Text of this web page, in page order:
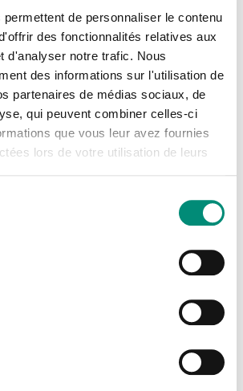
de personnaliser le contenu
des fonctionnalités relatives aux
d'analyser notre trafic. Nous
des informations sur l'utilisation de
partenaires de médias sociaux, de
qui peuvent combiner celles-ci
que vous leur avez fournies
lors de votre utilisation de leurs
jusqu'à 48h avant la date de
la formation, un lien au
est adressé à chaque
entreprises sont confirmées en
convocation, sous réserve d'un
Pour plus d'informations sur les
: Sébastien FURLAN (05
*